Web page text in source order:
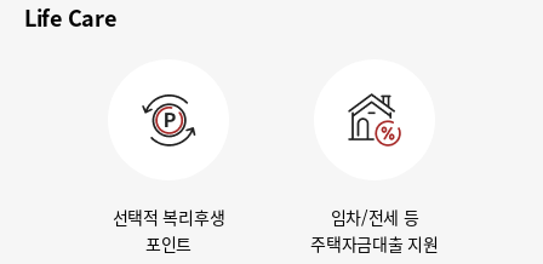
Life Care
선택적 복리후생
포인트
임차/전세 등
주택자금대출 지원